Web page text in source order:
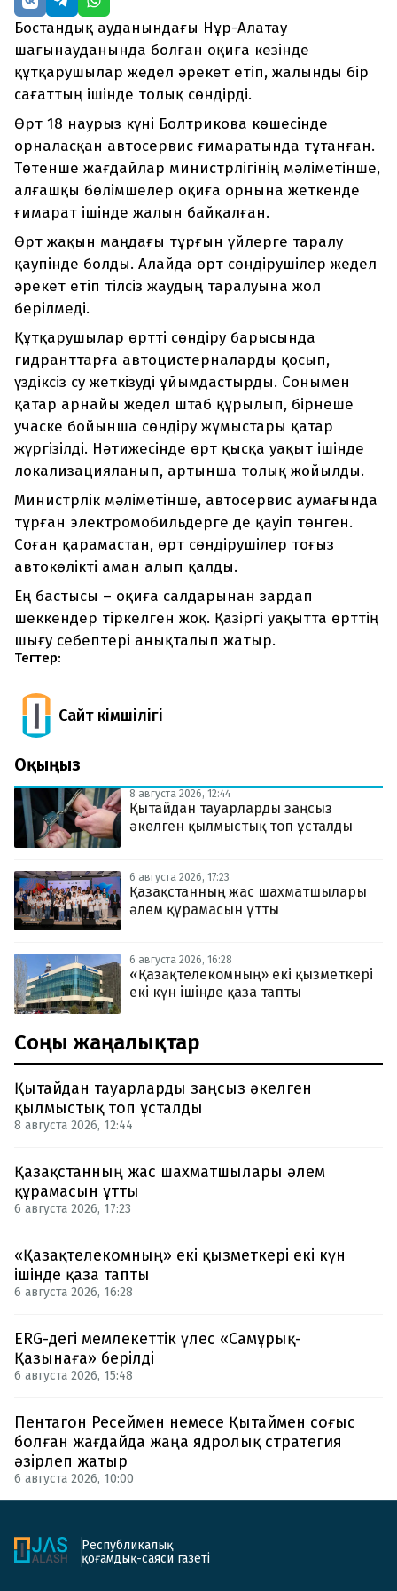
Бостандық ауданындағы Нұр-Алатау
шағынауданында болған оқиға кезінде
құтқарушылар жедел әрекет етіп, жалынды бір
сағаттың ішінде толық сөндірді.
Өрт 18 наурыз күні Болтрикова көшесінде
орналасқан автосервис ғимаратында тұтанған.
Төтенше жағдайлар министрлігінің мәліметінше,
алғашқы бөлімшелер оқиға орнына жеткенде
ғимарат ішінде жалын байқалған.
Өрт жақын маңдағы тұрғын үйлерге таралу
қаупінде болды. Алайда өрт сөндірушілер жедел
әрекет етіп тілсіз жаудың таралуына жол
берілмеді.
Құтқарушылар өртті сөндіру барысында
гидранттарға автоцистерналарды қосып,
үздіксіз су жеткізуді ұйымдастырды. Сонымен
қатар арнайы жедел штаб құрылып, бірнеше
учаске бойынша сөндіру жұмыстары қатар
жүргізілді. Нәтижесінде өрт қысқа уақыт ішінде
локализацияланып, артынша толық жойылды.
Министрлік мәліметінше, автосервис аумағында
тұрған электромобильдерге де қауіп төнген.
Соған қарамастан, өрт сөндірушілер тоғыз
автокөлікті аман алып қалды.
Ең бастысы – оқиға салдарынан зардап
шеккендер тіркелген жоқ. Қазіргі уақытта өрттің
шығу себептері анықталып жатыр.
Тегтер:
Сайт Әкімшілігі
Оқыңыз
8 августа 2026, 12:44
Қытайдан тауарларды заңсыз
әкелген қылмыстық топ ұсталды
6 августа 2026, 17:23
Қазақстанның жас шахматшылары
әлем құрамасын ұтты
6 августа 2026, 16:28
«Қазақтелекомның» екі қызметкері
екі күн ішінде қаза тапты
Соңғы жаңалықтар
Қытайдан тауарларды заңсыз әкелген
қылмыстық топ ұсталды
8 августа 2026, 12:44
Қазақстанның жас шахматшылары әлем
құрамасын ұтты
6 августа 2026, 17:23
«Қазақтелекомның» екі қызметкері екі күн
ішінде қаза тапты
6 августа 2026, 16:28
ERG-дегі мемлекеттік үлес «Самұрық-
Қазынаға» берілді
6 августа 2026, 15:48
Пентагон Ресеймен немесе Қытаймен соғыс
болған жағдайда жаңа ядролық стратегия
әзірлеп жатыр
6 августа 2026, 10:00
Республикалық
қоғамдық-саяси газеті